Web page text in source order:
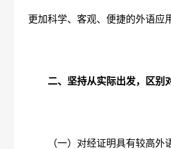
更加科学、客观、便捷的外语应
二、坚持从实际出发，区别对
（一）对经证明具有较高外语